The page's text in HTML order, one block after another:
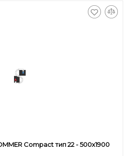
Compact тип 22 - 500x1900